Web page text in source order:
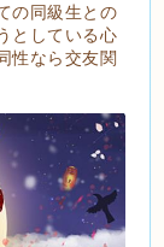
の同級生との
としている心
性なら交友関